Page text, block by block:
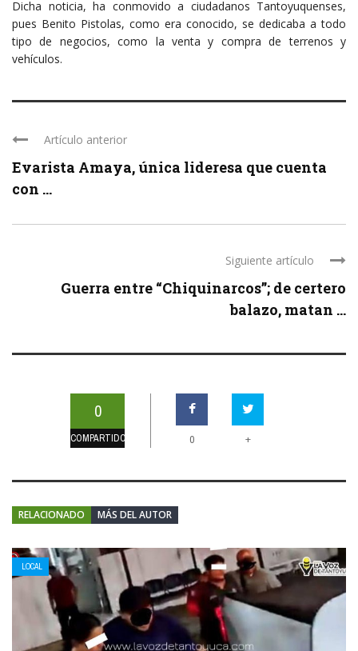
Dicha noticia, ha conmovido a ciudadanos Tantoyuquenses,
pues Benito Pistolas, como era conocido, se dedicaba a todo
tipo de negocios, como la venta y compra de terrenos y
vehículos.
Artículo anterior
Evarista Amaya, única lideresa que cuenta
con ...
Siguiente artículo
Guerra entre “Chiquinarcos”; de certero
balazo, matan ...
0
COMPARTIDOS 0 +
RELACIONADO MÁS DEL AUTOR
LOCAL